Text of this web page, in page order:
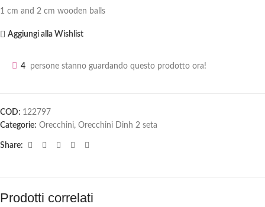
1 cm and 2 cm wooden balls
Aggiungi alla Wishlist
4 persone stanno guardando questo prodotto ora!
COD: 122797
Categorie: Orecchini, Orecchini Dinh 2 seta
Share:
Prodotti correlati